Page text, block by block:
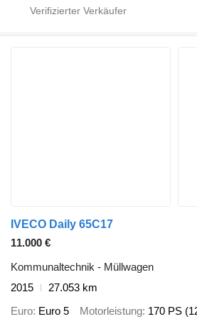
IVECO Daily 65C17
11.000 €
Kommunaltechnik - Müllwagen
2015
27.053 km
Euro Euro 5 Motorleistung 170 PS